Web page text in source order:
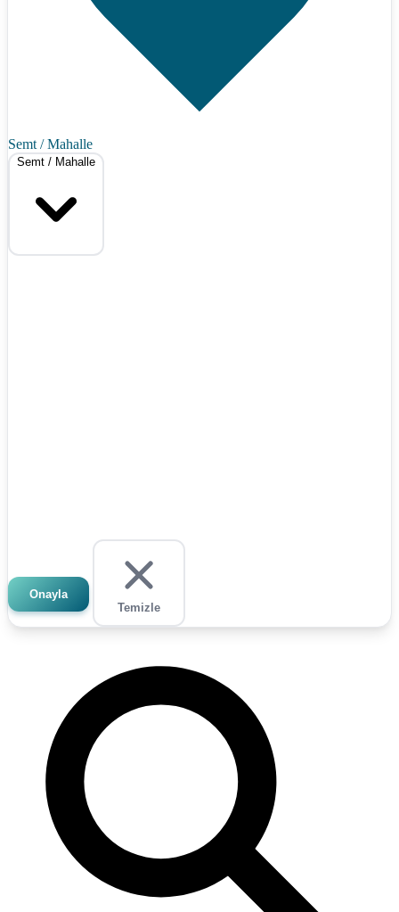
Semt / Mahalle
Semt / Mahalle
Onayla
Temizle